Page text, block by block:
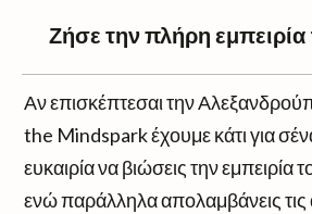
Ζήσε την πλήρη
Αν επισκέπτεσαι την
the Mindspark έχουμε κάτι για
ευκαιρία να βιώσεις την
ενώ παράλληλα απολαμβάνεις τις